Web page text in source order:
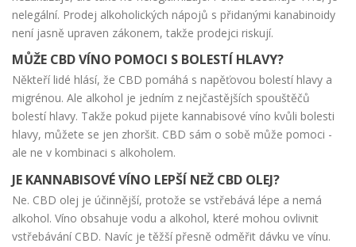
nelegální. Prodej alkoholických nápojů s přidanými kanabinoidy
není jasně upraven zákonem, takže prodejci riskují.
MŮŽE CBD VÍNO POMOCI S BOLESTÍ HLAVY?
Někteří lidé hlásí, že CBD pomáhá s napěťovou bolestí hlavy a
migrénou. Ale alkohol je jedním z nejčastějších spouštěčů
bolestí hlavy. Takže pokud pijete kannabisové víno kvůli bolesti
hlavy, můžete se jen zhoršit. CBD sám o sobě může pomoci -
ale ne v kombinaci s alkoholem.
JE KANNABISOVÉ VÍNO LEPŠÍ NEŽ CBD OLEJ?
Ne. CBD olej je účinnější, protože se vstřebává lépe a nemá
alkohol. Víno obsahuje vodu a alkohol, které mohou ovlivnit
vstřebávání CBD. Navíc je těžší přesně odměřit dávku ve vínu.